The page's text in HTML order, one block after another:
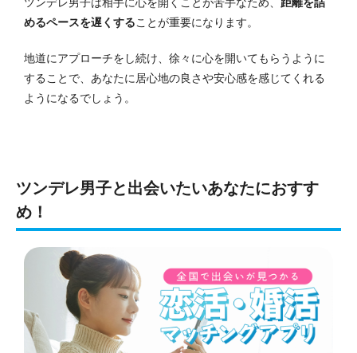
めるペースを遅くすることが重要になります。
地道にアプローチをし続け、徐々に心を開いてもらうように
することで、あなたに居心地の良さや安心感を感じてくれる
ようになるでしょう。
ツンデレ男子と出会いたいあなたにおすす
め！